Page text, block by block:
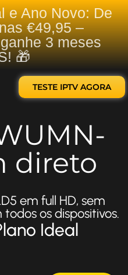
e Ano Novo: De
€49,95 –
3 meses
🎁
TESTE IPTV AGORA
direto
em full HD, sem
os dispositivos.
Ideal